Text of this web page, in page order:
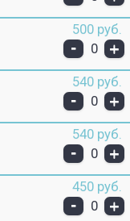
500 руб.
- 0 +
540 руб.
- 0 +
540 руб.
- 0 +
450 руб.
- 0 +